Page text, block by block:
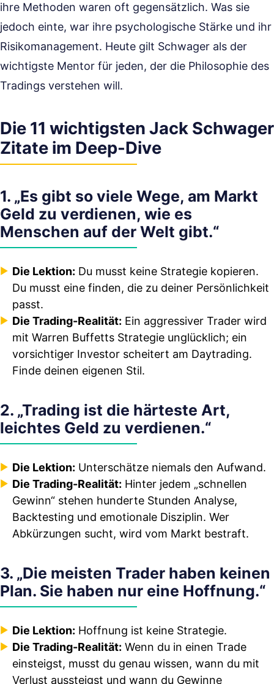
ihre Methoden waren oft gegensätzlich. Was sie
jedoch einte, war ihre psychologische Stärke und ihr
Risikomanagement. Heute gilt Schwager als der
wichtigste Mentor für jeden, der die Philosophie des
Tradings verstehen will.
Die 11 wichtigsten Jack Schwager
Zitate im Deep-Dive
1. „Es gibt so viele Wege, am Markt
Geld zu verdienen, wie es
Menschen auf der Welt gibt.“
Die Lektion: Du musst keine Strategie kopieren.
Du musst eine finden, die zu deiner Persönlichkeit
passt.
Die Trading-Realität: Ein aggressiver Trader wird
mit Warren Buffetts Strategie unglücklich; ein
vorsichtiger Investor scheitert am Daytrading.
Finde deinen eigenen Stil.
2. „Trading ist die härteste Art,
leichtes Geld zu verdienen.“
Die Lektion: Unterschätze niemals den Aufwand.
Die Trading-Realität: Hinter jedem „schnellen
Gewinn“ stehen hunderte Stunden Analyse,
Backtesting und emotionale Disziplin. Wer
Abkürzungen sucht, wird vom Markt bestraft.
3. „Die meisten Trader haben keinen
Plan. Sie haben nur eine Hoffnung.“
Die Lektion: Hoffnung ist keine Strategie.
Die Trading-Realität: Wenn du in einen Trade
einsteigst, musst du genau wissen, wann du mit
Verlust aussteigst und wann du Gewinne